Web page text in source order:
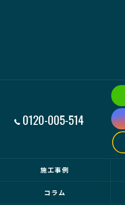
0120-005-514
施工事例
コラム